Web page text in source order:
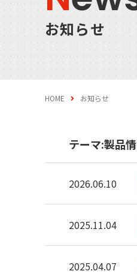
化学防護
保護服
お知らせ
HOME お知らせ
テーマ:製品
2026.06.10
2025.11.04
2025.04.07